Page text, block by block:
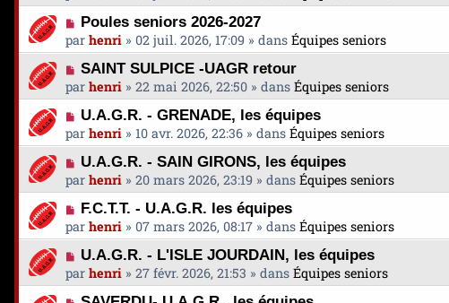
s
a
g
e
e
s
s
a
g
e
a
u
m
e
s
s
a
g
e
u
v
e
a
u
m
e
s
s
a
g
e
N
o
u
v
e
a
u
m
e
s
s
a
g
e
Poules seniors 2026-2027
par henri » 02 juil. 2026, 17:09 » dans Équipes seniors
N
o
u
v
e
a
u
m
e
s
s
a
g
e
SAINT SULPICE -UAGR retour
par henri » 22 mai 2026, 22:50 » dans Équipes seniors
N
o
u
v
e
a
u
m
e
s
s
U.A.G.R. - GRENADE, les équipes
par henri » 10 avr. 2026, 22:36 » dans Équipes seniors
N
o
u
v
e
a
u
m
e
U.A.G.R. - SAIN GIRONS, les équipes
par henri » 20 mars 2026, 23:19 » dans Équipes seniors
N
o
u
v
e
a
F.C.T.T. - U.A.G.R. les équipes
par henri » 07 mars 2026, 08:17 » dans Équipes seniors
N
o
u
U.A.G.R. - L'ISLE JOURDAIN, les équipes
par henri » 27 févr. 2026, 21:53 » dans Équipes seniors